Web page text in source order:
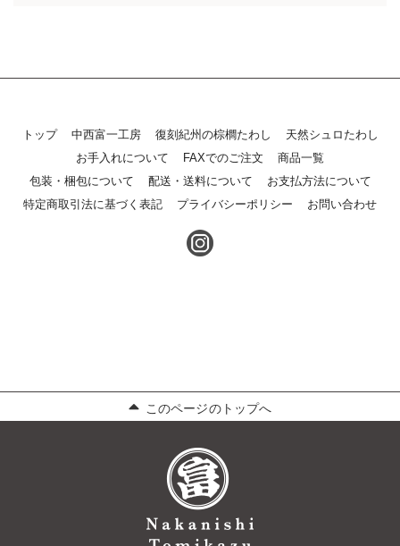
トップ 中西富一工房 復刻紀州の棕櫚たわし
天然シュロたわし
お手入れについて
FAXでのご注文
商品一覧
包装・梱包について
配送・送料について
お支払方法について
特定商取引法に基づく表記
プライバシーポリシー お問い合わせ
このページのトップへ